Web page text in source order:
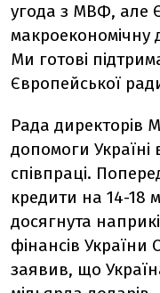
угода з МВФ, але
макроекономічну
Ми готові
Європейської
Рада директорів
допомоги
співпраці.
кредити на 14-18
досягнута
фінансів
заявив, що